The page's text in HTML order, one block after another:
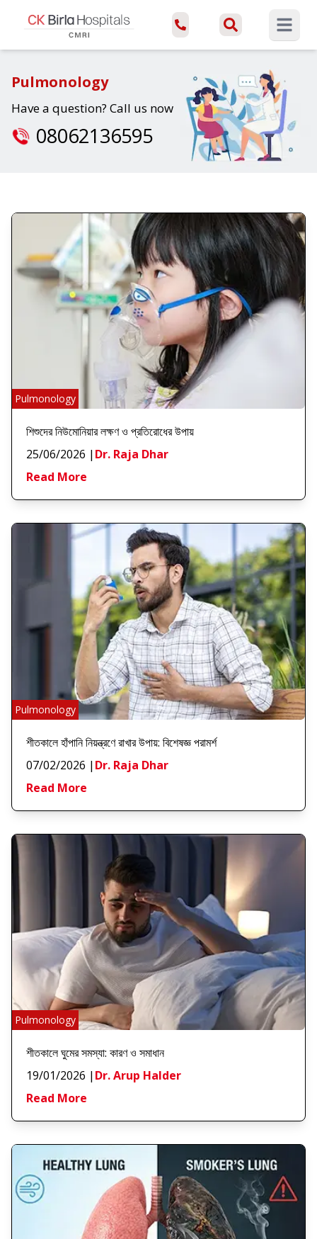
Open
Pulmonology
Have a question? Call us now
08062136595
Pulmonology
শিশুদের নিউমোনিয়ার লক্ষণ ও প্রতিরোধের উপায়
25/06/2026 | Dr. Raja Dhar
Read More
Pulmonology
শীতকালে হাঁপানি নিয়ন্ত্রণে রাখার উপায়: বিশেষজ্ঞ পরামর্শ
07/02/2026 | Dr. Raja Dhar
Read More
Pulmonology
শীতকালে ঘুমের সমস্যা: কারণ ও সমাধান
19/01/2026 | Dr. Arup Halder
Read More